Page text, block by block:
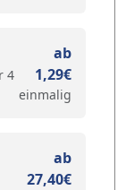
4
ab
1,29€
einmalig
ab
27,40€